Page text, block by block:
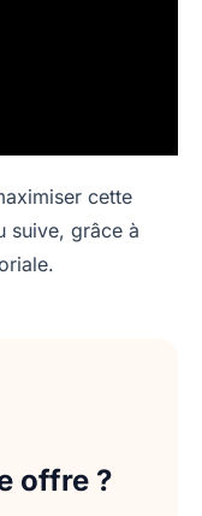
cette
suive, grâce à
offre ?